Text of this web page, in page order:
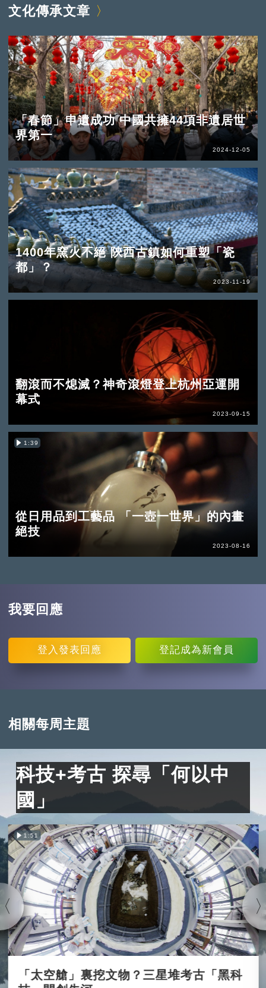
文化傳承文章
「春節」申遺成功 中國共擁44項非遺居世
界第一
2024-12-05
1400年窯火不絕 陝西古鎮如何重塑「瓷
都」？
2023-11-19
翻滾而不熄滅？神奇滾燈登上杭州亞運開
幕式
2023-09-15
1:39
從日用品到工藝品 「一壺一世界」的內畫
絕技
2023-08-16
我要回應
登入 發表回應 登記成為新會員
相關每周主題
科技+考古 探尋「何以中
國」
1:51
「太空艙」裏挖文物？三星堆考古「黑科